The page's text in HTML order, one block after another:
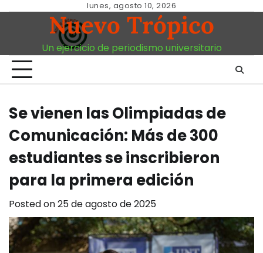
lunes, agosto 10, 2026
Nuevo Trópico
Un ejercicio de periodismo universitario
Se vienen las Olimpiadas de
Comunicación: Más de 300
estudiantes se inscribieron
para la primera edición
Posted on25 de agosto de 2025